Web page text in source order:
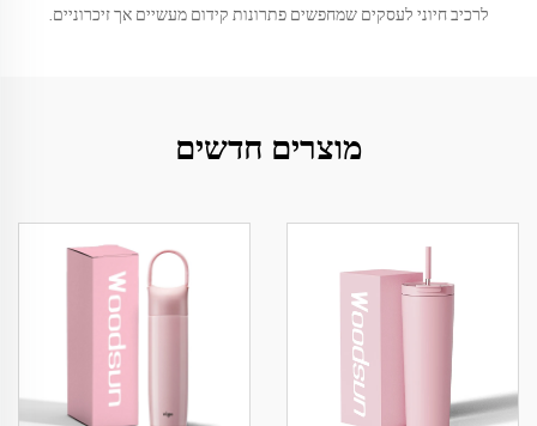
לרכיב חיוני לעסקים שמחפשים פתרונות קידום מעשיים אך זיכרוניים.
מוצרים חדשים